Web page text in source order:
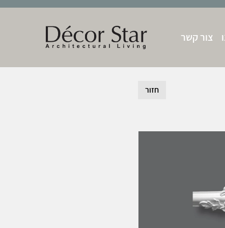
צור קשר
חזור